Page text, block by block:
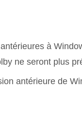
à
ne seront plus
antérieure de